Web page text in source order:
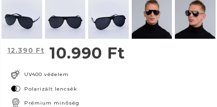
12.390 Ft 10.990 Ft
UV400 védelem
Polarizált lencsék
Prémium minőség